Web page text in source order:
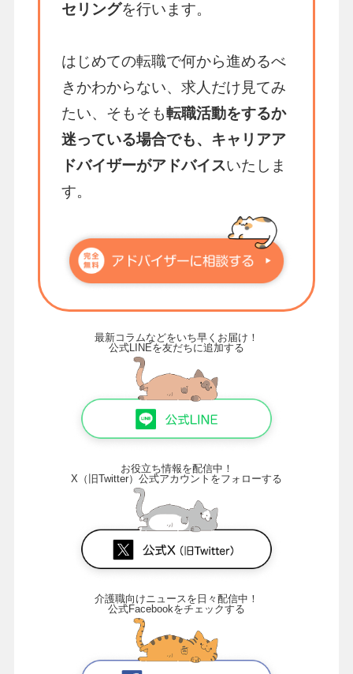
セリングを行います。
はじめての転職で何から進めるべ
きかわからない、求人だけ見てみ
たい、そもそも転職活動をするか
迷っている場合でも、キャリアア
ドバイザーがアドバイスいたしま
す。
最新コラムなどをいち早くお届け！
公式LINEを友だちに追加する
お役立ち情報を配信中！
X（旧Twitter）公式アカウントをフォローする
介護職向けニュースを日々配信中！
公式Facebookをチェックする